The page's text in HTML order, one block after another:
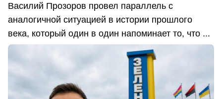
Василий Прозоров провел параллель с
аналогичной ситуацией в истории прошлого
века, который один в один напоминает то, что ...